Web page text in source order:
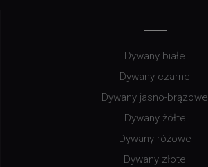
Dywany białe
Dywany czarne
Dywany jasno-brązowe
Dywany żółte
Dywany różowe
Dywany złote